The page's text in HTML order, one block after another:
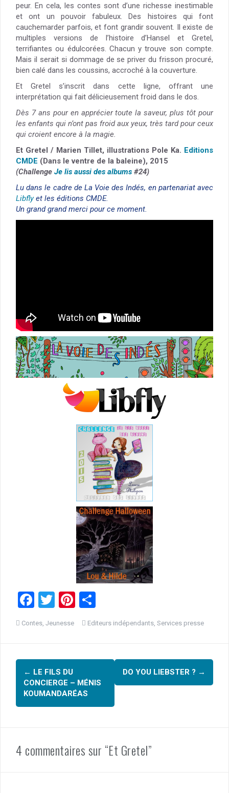
peur. En cela, les contes sont d’une richesse inestimable
et ont un pouvoir fabuleux. Des histoires qui font
cauchemarder parfois, et font grandir souvent. Il existe de
multiples versions de l’histoire d’Hansel et Gretel,
terrifiantes ou édulcorées. Chacun y trouve son compte.
Mais il serait si dommage de se priver du frisson procuré,
bien calé dans les coussins, accroché à la couverture.
Et Gretel s’inscrit dans cette ligne, offrant une
interprétation qui fait délicieusement froid dans le dos.
Dès 7 ans pour en apprécier toute la saveur, plus tôt pour
les enfants qui n’ont pas froid aux yeux, très tard pour ceux
qui croient encore à la magie.
Et Gretel / Marien Tillet, illustrations Pole Ka. Editions
CMDE (Dans le ventre de la baleine), 2015
(Challenge Je lis aussi des albums #24)
Lu dans le cadre de La Voie des Indés, en partenariat avec
Libflyet les éditions CMDE.
Un grand grand merci pour ce moment.
F
ce
o
o
k
T
Pi
nt
t
ar
er
Contes, Jeunesse Editeurs indépendants, Services presse
Navigation
d'article
← LE FILS DU
CONCIERGE – MÉNIS
KOUMANDARÉAS
DO YOU LIEBSTER ? →
4 commentaires sur “Et Gretel”